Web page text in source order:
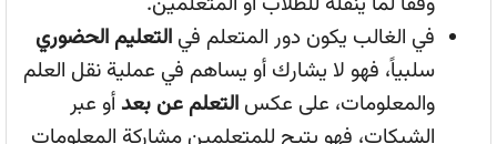
في الغالب يكون دور المتعلم في التعليم الحضوري
سلبياً، فهو لا يشارك أو يساهم في عملية نقل العلم
والمعلومات، على عكس التعلم عن بعد أو عبر